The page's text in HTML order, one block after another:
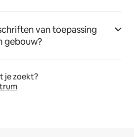
van toepassing
gebouw?
je zoekt?